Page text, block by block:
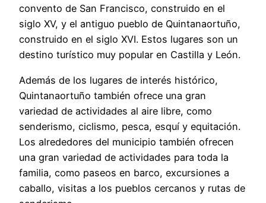
convento de San Francisco, construido en el
siglo XV, y el antiguo pueblo de Quintanaortuño,
construido en el siglo XVI. Estos lugares son un
destino turístico muy popular en Castilla y León.
Además de los lugares de interés histórico,
Quintanaortuño también ofrece una gran
variedad de actividades al aire libre, como
senderismo, ciclismo, pesca, esquí y equitación.
Los alrededores del municipio también ofrecen
una gran variedad de actividades para toda la
familia, como paseos en barco, excursiones a
caballo, visitas a los pueblos cercanos y rutas de